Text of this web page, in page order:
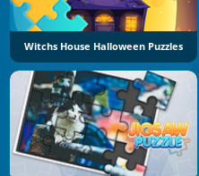
Witchs House Halloween Puzzles